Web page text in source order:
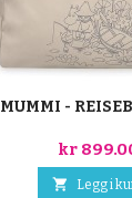
MUMMI -
kr
 Legg i